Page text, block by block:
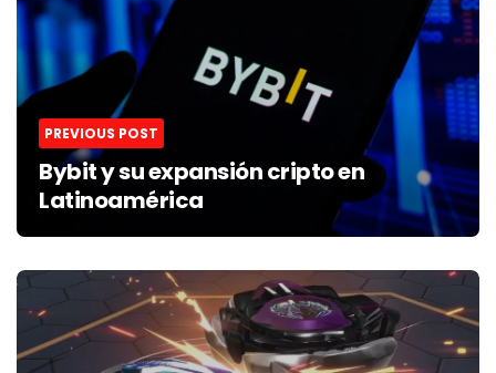
PREVIOUS POST
Bybit y su expansión cripto en
Latinoamérica